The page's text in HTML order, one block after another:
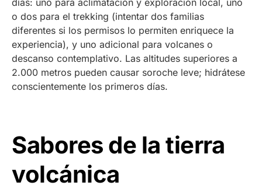
días: uno para aclimatación y exploración local, uno
o dos para el trekking (intentar dos familias
diferentes si los permisos lo permiten enriquece la
experiencia), y uno adicional para volcanes o
descanso contemplativo. Las altitudes superiores a
2.000 metros pueden causar soroche leve; hidrátese
conscientemente los primeros días.
Sabores de la tierra
volcánica